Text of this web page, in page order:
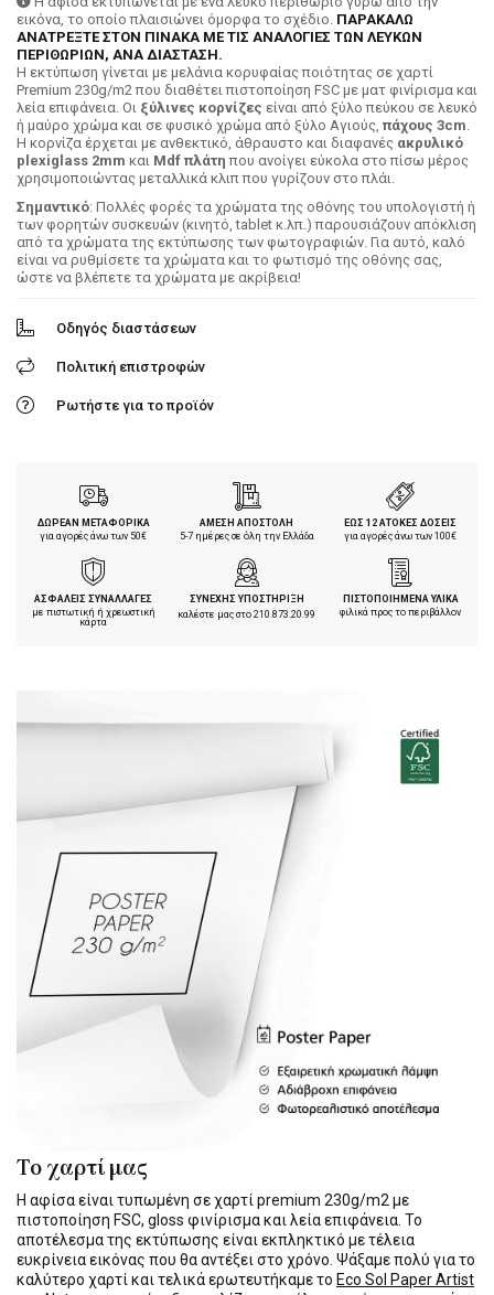
εικόνα, το οποίο πλαισιώνει όμορφα το σχέδιο. ΠΑΡΑΚΑΛΩ
ΑΝΑΤΡΕΞΤΕ ΣΤΟΝ ΠΙΝΑΚΑ ΜΕ ΤΙΣ ΑΝΑΛΟΓΙΕΣ ΤΩΝ ΛΕΥΚΩΝ
ΠΕΡΙΘΩΡΙΩΝ, ΑΝΑ ΔΙΑΣΤΑΣΗ.
H εκτύπωση γίνεται με μελάνια κορυφαίας ποιότητας σε χαρτί
Premium 230g/m2 που διαθέτει πιστοποίηση FSC με ματ φινίρισμα και
λεία επιφάνεια. Οι ξύλινες κορνίζες είναι από ξύλο πεύκου σε λευκό
ή μαύρο χρώμα και σε φυσικό χρώμα από ξύλο Αγιούς, πάχους 3cm.
Η κορνίζα έρχεται με ανθεκτικό, άθραυστο και διαφανές ακρυλικό
plexiglass 2mm και Mdf πλάτη που ανοίγει εύκολα στο πίσω μέρος
χρησιμοποιώντας μεταλλικά κλιπ που γυρίζουν στο πλάι.
Σημαντικό: Πολλές φορές τα χρώματα της οθόνης του υπολογιστή ή
των φορητών συσκευών (κινητό, tablet κ.λπ.) παρουσιάζουν απόκλιση
από τα χρώματα της εκτύπωσης των φωτογραφιών. Για αυτό, καλό
είναι να ρυθμίσετε τα χρώματα και το φωτισμό της οθόνης σας,
ώστε να βλέπετε τα χρώματα με ακρίβεια!
Οδηγός διαστάσεων
Πολιτική επιστροφών
Ρωτήστε για το προϊόν
ΔΩΡΕΑΝ ΜΕΤΑΦΟΡΙΚΑ
για αγορές άνω των 50€
ΑΜΕΣΗ ΑΠΟΣΤΟΛΗ
5-7 ημέρες σε όλη την Ελλάδα
ΕΩΣ 12 ΑΤΟΚΕΣ ΔΟΣΕΙΣ
για αγορές άνω των 100€
ΑΣΦΑΛΕΙΣ ΣΥΝΑΛΛΑΓΕΣ
με πιστωτική ή χρεωστική
κάρτα
ΣΥΝΕΧΗΣ ΥΠΟΣΤΗΡΙΞΗ
καλέστε μας στο210.873.20.99
ΠΙΣΤΟΠΟΙΗΜΕΝΑ ΥΛΙΚΑ
φιλικά προς το περιβάλλον
Το χαρτί μας
Η αφίσα είναι τυπωμένη σε χαρτί premium 230g/m2 με
πιστοποίηση FSC, gloss φινίρισμα και λεία επιφάνεια. Το
αποτέλεσμα της εκτύπωσης είναι εκπληκτικό με τέλεια
ευκρίνεια εικόνας που θα αντέξει στο χρόνο. Ψάξαμε πολύ για το
καλύτερο χαρτί και τελικά ερωτευτήκαμε το Eco Sol Paper Artist